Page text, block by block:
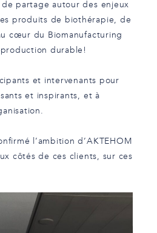
partage autour des enjeux
produits de biothérapie, de
cœur du Biomanufacturing
durable!
et intervenants pour
et inspirants, et à
l’ambition d’AKTEHOM
côtés de ces clients, sur ces